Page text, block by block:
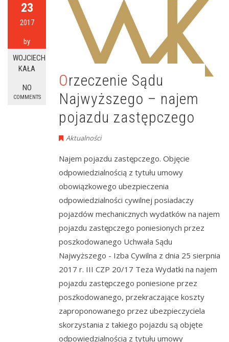
23
2017
by
WOJCIECH
KAŁA
NO
COMMENTS
Orzeczenie Sądu
Najwyższego – najem
pojazdu zastępczego
Aktualności
Najem pojazdu zastępczego. Objęcie
odpowiedzialnością z tytułu umowy
obowiązkowego ubezpieczenia
odpowiedzialności cywilnej posiadaczy
pojazdów mechanicznych wydatków na najem
pojazdu zastępczego poniesionych przez
poszkodowanego Uchwała Sądu
Najwyższego - Izba Cywilna z dnia 25 sierpnia
2017 r. III CZP 20/17 Teza Wydatki na najem
pojazdu zastępczego poniesione przez
poszkodowanego, przekraczające koszty
zaproponowanego przez ubezpieczyciela
skorzystania z takiego pojazdu są objęte
odpowiedzialnością z tytułu umowy